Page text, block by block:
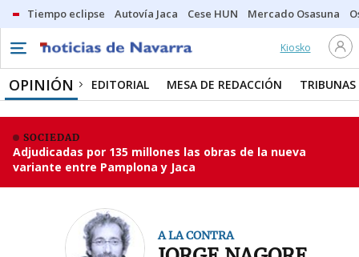
Tiempo eclipse Autovía Jaca Cese HUN Mercado Osasuna
Kiosko
OPINIÓN EDITORIAL MESA DE REDACCIÓN TRIBUNAS
SOCIEDAD
Adjudicadas por 135 millones las obras de la nueva
variante entre Pamplona y Jaca
A LA CONTRA